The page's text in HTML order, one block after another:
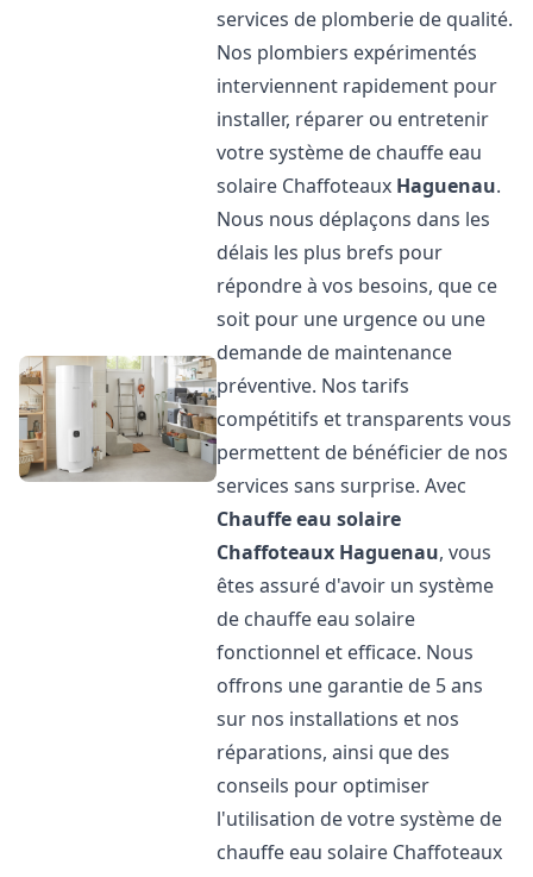
services de plomberie de qualité.
Nos plombiers expérimentés
interviennent rapidement pour
installer, réparer ou entretenir
votre système de chauffe eau
solaire Chaffoteaux Haguenau.
Nous nous déplaçons dans les
délais les plus brefs pour
répondre à vos besoins, que ce
soit pour une urgence ou une
demande de maintenance
préventive. Nos tarifs
compétitifs et transparents vous
permettent de bénéficier de nos
services sans surprise. Avec
Chauffe eau solaire
Chaffoteaux Haguenau, vous
êtes assuré d'avoir un système
de chauffe eau solaire
fonctionnel et efficace. Nous
offrons une garantie de 5 ans
sur nos installations et nos
réparations, ainsi que des
conseils pour optimiser
l'utilisation de votre système de
chauffe eau solaire Chaffoteaux